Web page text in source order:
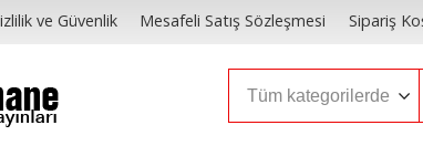
ve Güvenlik Mesafeli Satış Sözleşmesi Sipariş